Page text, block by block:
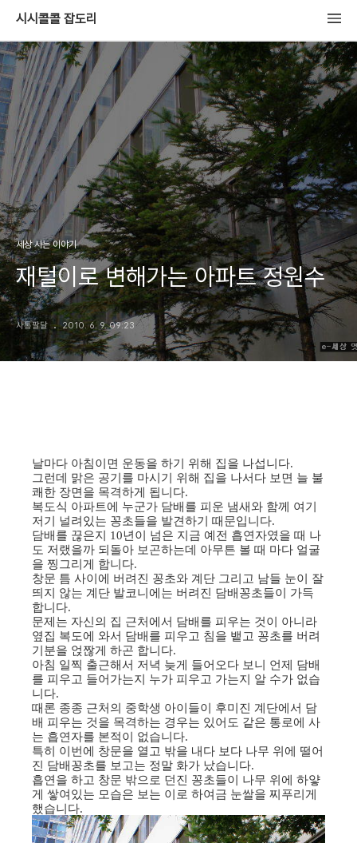
시시콜콜 잡도리
세상 사는 이야기
재털이로 변해가는 아파트 정원수
사통팔달 2010. 6. 9. 09:23
날마다 아침이면 운동을 하기 위해 집을 나섭니다.
그런데 맑은 공기를 마시기 위해 집을 나서다 보면 늘 불
쾌한 장면을 목격하게 됩니다.
복도식 아파트에 누군가 담배를 피운 냄새와 함께 여기
저기 널려있는 꽁초들을 발견하기 때문입니다.
담배를 끊은지 10년이 넘은 지금 예전 흡연자였을 때 나
도 저랬을까 되돌아 보곤하는데 아무튼 볼 때 마다 얼굴
을 찡그리게 합니다.
창문 틈 사이에 버려진 꽁초와 계단 그리고 남들 눈이 잘
띄지 않는 계단 발코니에는 버려진 담배꽁초들이 가득
합니다.
문제는 자신의 집 근처에서 담배를 피우는 것이 아니라
옆집 복도에 와서 담배를 피우고 침을 뱉고 꽁초를 버려
기분을 얹짢게 하곤 합니다.
아침 일찍 출근해서 저녁 늦게 들어오다 보니 언제 담배
를 피우고 들어가는지 누가 피우고 가는지 알 수가 없습
니다.
때론 종종 근처의 중학생 아이들이 후미진 계단에서 담
배 피우는 것을 목격하는 경우는 있어도 같은 통로에 사
는 흡연자를 본적이 없습니다.
특히 이번에 창문을 열고 밖을 내다 보다 나무 위에 떨어
진 담배꽁초를 보고는 정말 화가 났습니다.
흡연을 하고 창문 밖으로 던진 꽁초들이 나무 위에 하얗
게 쌓여있는 모습은 보는 이로 하여금 눈쌀을 찌푸리게
했습니다.